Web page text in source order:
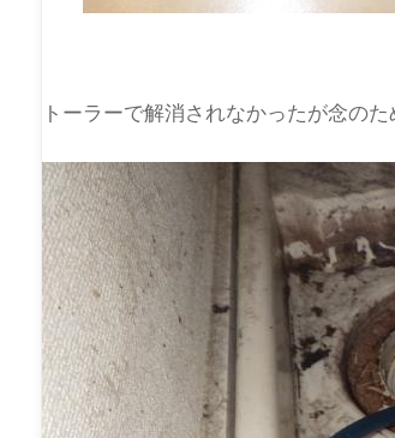
トーラーで解消されなかったが念の